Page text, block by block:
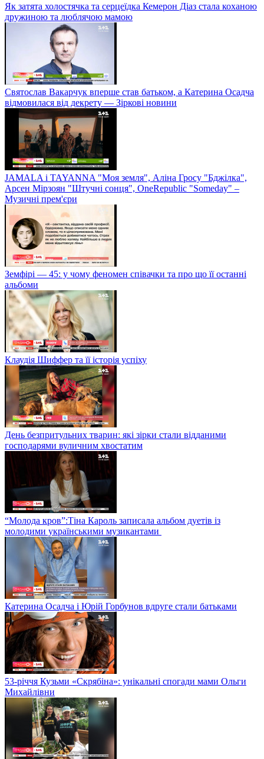
Як затята холостячка та серцеїдка Кемерон Діаз стала коханою
дружиною та люблячою мамою
Святослав Вакарчук вперше став батьком, а Катерина Осадча
відмовилася від декрету — Зіркові новини
JAMALA і TAYANNA "Моя земля", Аліна Гросу "Бджілка",
Арсен Мірзоян "Штучні сонця", OneRepublic "Someday" –
Музичні прем'єри
Земфірі — 45: у чому феномен співачки та про що її останні
альбоми
Клаудія Шиффер та її історія успіху
День безпритульних тварин: які зірки стали відданими
господарями вуличним хвостатим
“Молода кров”:Тіна Кароль записала альбом дуетів із
молодими українськими музикантами
Катерина Осадча і Юрій Горбунов вдруге стали батьками
53-річчя Кузьми «Скрябіна»: унікальні спогади мами Ольги
Михайлівни